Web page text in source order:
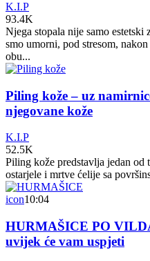
K.I.P
93.4K
Njega stopala nije samo estetski
smo umorni, pod stresom,
obu...
Piling kože – uz
njegovane kože
K.I.P
52.5K
Piling kože predstavlja jedan od
ostarjele i mrtve ćelije sa
icon10:04
HURMAŠICE PO
uvijek će vam uspjeti